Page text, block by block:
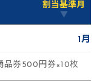
割当基準月
▼
1月
品券500円券×10枚